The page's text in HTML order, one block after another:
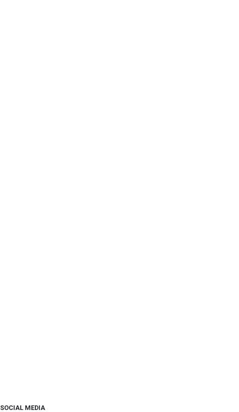
SOCIAL MEDIA